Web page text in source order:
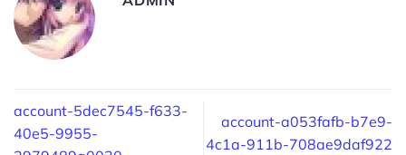
account-5dec7545-f633-
40e5-9955-
account-a053fafb-b7e9-
4c1a-911b-708ae9daf922